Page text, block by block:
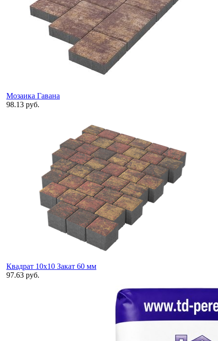
Мозаика Гавана
98.13 руб.
Квадрат 10х10 Закат 60 мм
97.63 руб.